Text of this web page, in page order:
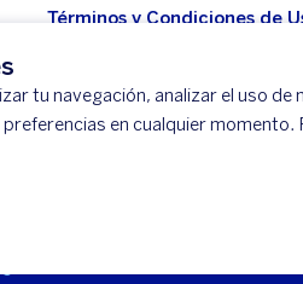
tu navegación, analizar el uso de
en cualquier momento.
Términos y Condiciones de
Seguro Protección de
Seguridad